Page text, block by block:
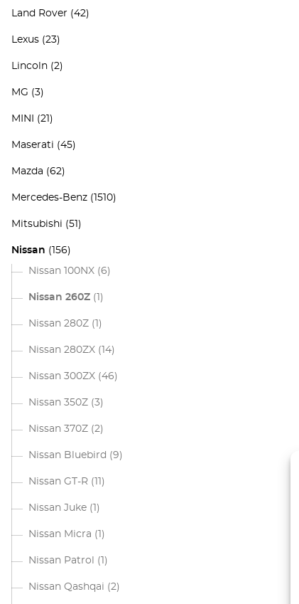
Land Rover (42)
Lexus (23)
Lincoln (2)
MG (3)
MINI (21)
Maserati (45)
Mazda (62)
Mercedes-Benz (1510)
Mitsubishi (51)
Nissan (156)
Nissan 100NX (6)
Nissan 260Z (1)
Nissan 280Z (1)
Nissan 280ZX (14)
Nissan 300ZX (46)
Nissan 350Z (3)
Nissan 370Z (2)
Nissan Bluebird (9)
Nissan GT-R (11)
Nissan Juke (1)
Nissan Micra (1)
Nissan Patrol (1)
Nissan Qashqai (2)